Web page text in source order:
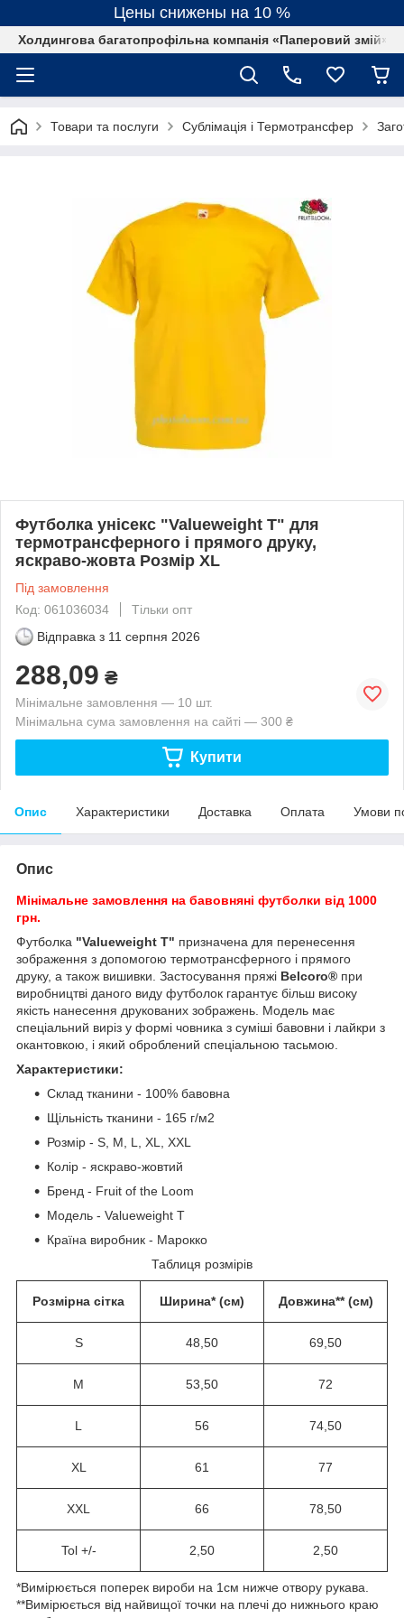
Цены снижены на 10 %
Холдингова багатопрофільна компанія «Паперовий змій»
Товари та послуги Сублімація і Термотрансфер
Футболка унісекс "Valueweight T" для
термотрансферного і прямого друку,
яскраво-жовта Розмір XL
Під замовлення
Код: 061036034
Тільки опт
Відправка з 11 серпня 2026
288,09 ₴
Мінімальне замовлення — 10 шт.
Мінімальна сума замовлення на сайті — 300 ₴
Купити
Опис Характеристики Доставка Оплата Умови
Опис
Мінімальне замовлення на бавовняні футболки від 1000
грн.
Футболка "Valueweight T" призначена для перенесення
зображення з допомогою термотрансферного і прямого
друку, а також вишивки. Застосування пряжі Belcoro® при
виробництві даного виду футболок гарантує більш високу
якість нанесення друкованих зображень. Модель має
спеціальний виріз у формі човника з суміші бавовни і лайкри з
окантовкою, і який оброблений спеціальною тасьмою.
Характеристики:
Склад тканини - 100% бавовна
Щільність тканини - 165 г/м2
Розмір - S, M, L, XL, XXL
Колір - яскраво-жовтий
Бренд - Fruit of the Loom
Модель - Valueweight T
Країна виробник - Марокко
Таблиця розмірів
Розмірна сітка Ширина* (см) Довжина** (см)
S 48,50 69,50
M 53,50 72
L 56 74,50
XL 61 77
XXL 66 78,50
Tol +/- 2,50 2,50
*Вимірюється поперек вироби на 1см нижче отвору рукава.
**Вимірюється від найвищої точки на плечі до нижнього краю